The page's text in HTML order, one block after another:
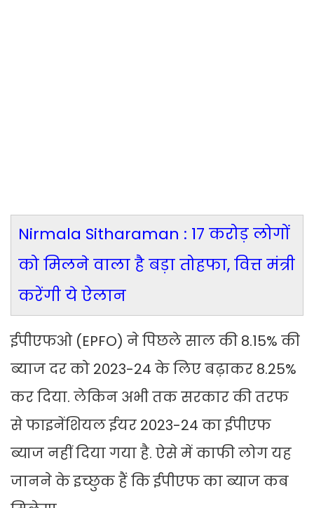
Nirmala Sitharaman : 17 करोड़ लोगों
को मिलने वाला है बड़ा तोहफा, वित्त मंत्री
करेंगी ये ऐलान
ईपीएफओ (EPFO) ने पिछले साल की 8.15% की
ब्‍याज दर को 2023-24 के लिए बढ़ाकर 8.25%
कर द‍िया. लेक‍िन अभी तक सरकार की तरफ
से फाइनेंश‍ियल ईयर 2023-24 का ईपीएफ
ब्याज नहीं द‍िया गया है. ऐसे में काफी लोग यह
जानने के इच्‍छुक हैं क‍ि ईपीएफ का ब्याज कब